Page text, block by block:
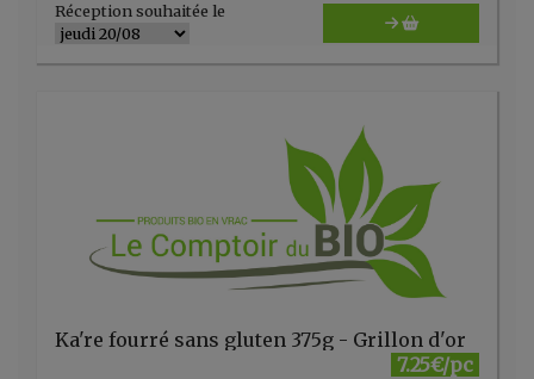
Réception souhaitée le
Ka're fourré sans gluten 375g - Grillon d'or
7.25€/pc